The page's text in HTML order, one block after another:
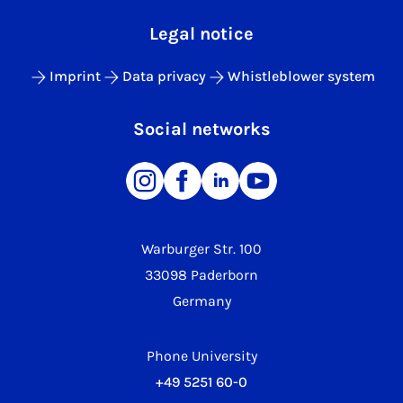
Warburger Str. 100
33098 Paderborn
Germany
Phone University
+49 5251 60-0
Legal notice
Imprint Data privacy Whistleblower system
Social networks